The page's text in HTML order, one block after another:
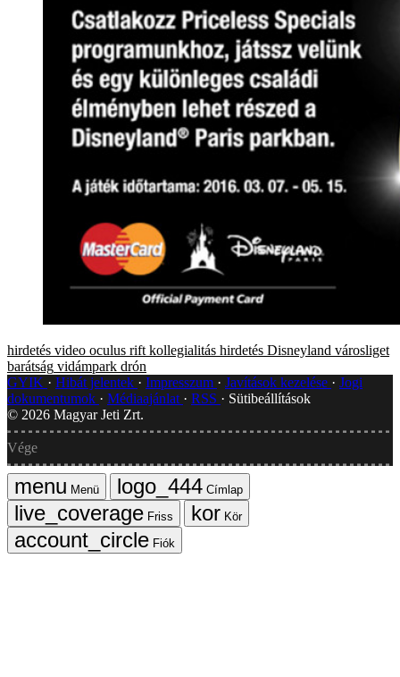
hirdetés video oculus rift kollegialitás hirdetés Disneyland városliget
barátság vidámpark drón
GYIK
Hibát jelentek Impresszum Javítások kezelése
Jogi
dokumentumok
Médiaajánlat RSS
Sütibeállítások
© 2026 Magyar Jeti Zrt.
Vége
Menü
Címlap
Friss
Kör
Fiók